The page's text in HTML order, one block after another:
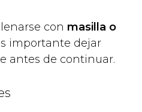
con masilla o
importante dejar
antes de continuar.